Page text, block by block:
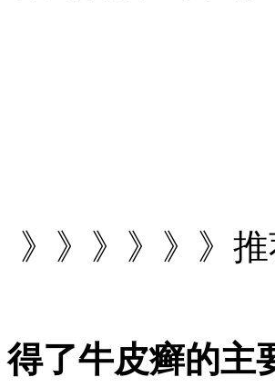
》》》》》》
得了牛皮癣的主